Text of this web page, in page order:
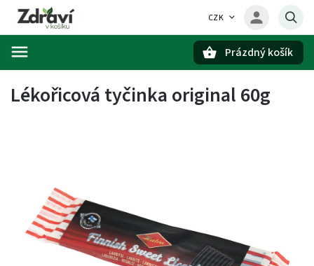
CZK
Prázdný košík
Lékořicová tyčinka original 60g